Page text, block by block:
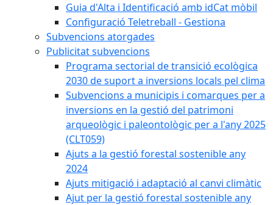
Guia d'Alta i Identificació amb idCat mòbil
Configuració Teletreball - Gestiona
Subvencions atorgades
Publicitat subvencions
Programa sectorial de transició ecològica
2030 de suport a inversions locals pel clima
Subvencions a municipis i comarques per a
inversions en la gestió del patrimoni
arqueològic i paleontològic per a l'any 2025
(CLT059)
Ajuts a la gestió forestal sostenible any
2024
Ajuts mitigació i adaptació al canvi climàtic
Ajut per la gestió forestal sostenible any